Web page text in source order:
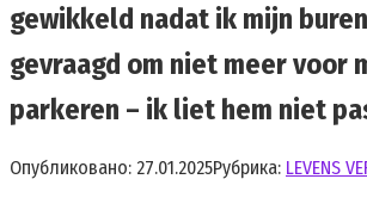
gewikkeld nadat ik mijn
gevraagd om niet meer voor
parkeren – ik liet hem niet
Опубликовано: 27.01.2025Рубрика: LEVENS